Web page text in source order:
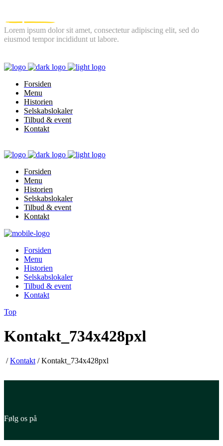
Lorem ipsum dolor sit amet, consectetur adipiscing elit, sed do
eiusmod tempor incididunt ut labore.
Forsiden
Menu
Historien
Selskabslokaler
Tilbud & event
Kontakt
Forsiden
Menu
Historien
Selskabslokaler
Tilbud & event
Kontakt
Forsiden
Menu
Historien
Selskabslokaler
Tilbud & event
Kontakt
Top
Kontakt_734x428pxl
/Kontakt /Kontakt_734x428pxl
Følg os på